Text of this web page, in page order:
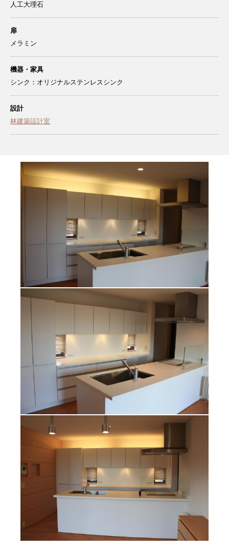
人工大理石
扉
メラミン
機器・家具
シンク：オリジナルステンレスシンク
設計
林建築設計室